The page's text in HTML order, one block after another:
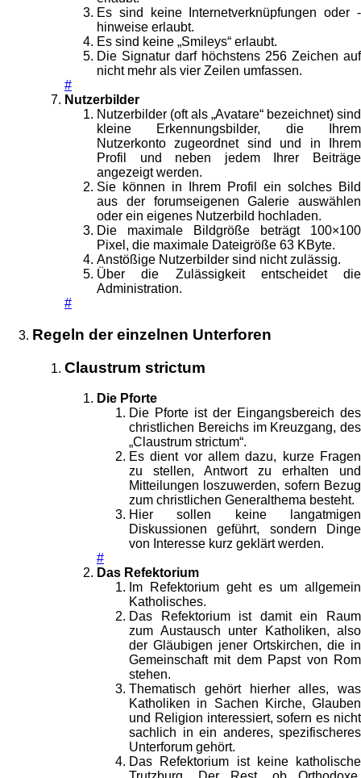
Es sind keine Internetverknüpfungen oder -
hinweise erlaubt.
Es sind keine „Smileys“ erlaubt.
Die Signatur darf höchstens 256 Zeichen auf
nicht mehr als vier Zeilen umfassen.
#
Nutzerbilder
Nutzerbilder (oft als „Avatare“ bezeichnet) sind
kleine Erkennungsbilder, die Ihrem
Nutzerkonto zugeordnet sind und in Ihrem
Profil und neben jedem Ihrer Beiträge
angezeigt werden.
Sie können in Ihrem Profil ein solches Bild
aus der forumseigenen Galerie auswählen
oder ein eigenes Nutzerbild hochladen.
Die maximale Bildgröße beträgt 100×100
Pixel, die maximale Dateigröße 63 KByte.
Anstößige Nutzerbilder sind nicht zulässig.
Über die Zulässigkeit entscheidet die
Administration.
#
Regeln der einzelnen Unterforen
Claustrum strictum
Die Pforte
Die Pforte ist der Eingangsbereich des
christlichen Bereichs im Kreuzgang, des
„Claustrum strictum“.
Es dient vor allem dazu, kurze Fragen
zu stellen, Antwort zu erhalten und
Mitteilungen loszuwerden, sofern Bezug
zum christlichen Generalthema besteht.
Hier sollen keine langatmigen
Diskussionen geführt, sondern Dinge
von Interesse kurz geklärt werden.
#
Das Refektorium
Im Refektorium geht es um allgemein
Katholisches.
Das Refektorium ist damit ein Raum
zum Austausch unter Katholiken, also
der Gläubigen jener Ortskirchen, die in
Gemeinschaft mit dem Papst von Rom
stehen.
Thematisch gehört hierher alles, was
Katholiken in Sachen Kirche, Glauben
und Religion interessiert, sofern es nicht
sachlich in ein anderes, spezifischeres
Unterforum gehört.
Das Refektorium ist keine katholische